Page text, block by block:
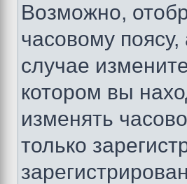
Возможно,
часовому
случае
котором вы
изменять
только